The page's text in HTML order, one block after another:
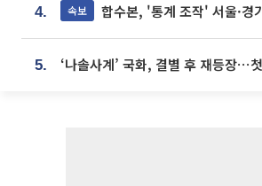
4. 속보 합수본, '통계 조작' 서울·경기·충북 선관
5.